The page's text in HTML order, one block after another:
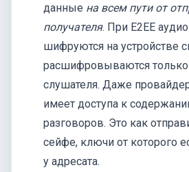
данные на всем пути от
получателя. При E2EE
шифруются на устройстве
расшифровываются только
слушателя. Даже
имеет доступа к
разговоров. Это как
сейфе, ключи от которого
у адресата.